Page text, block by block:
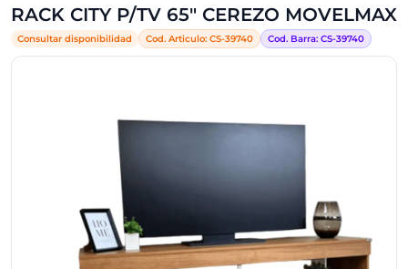
RACK CITY P/TV 65" CEREZO MOVELMAX
Consultar disponibilidad Cod. Articulo: CS-39740 Cod. Barra: CS-39740